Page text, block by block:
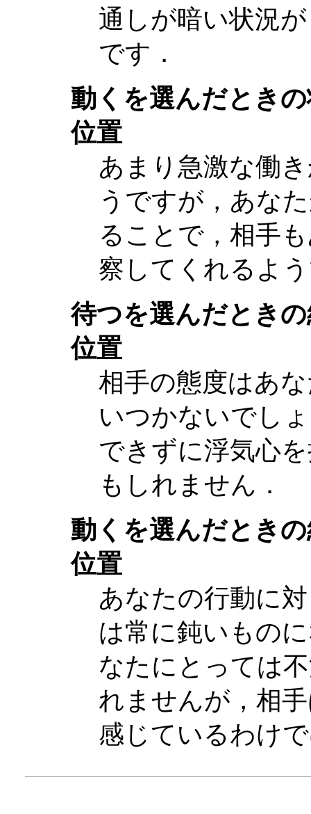
通しが暗い状況
です．
動くを選んだとき
位置
あまり急激な働
うですが，あな
ることで，相手
察してくれるよ
待つを選んだとき
位置
相手の態度はあ
いつかないでし
できずに浮気心
もしれません．
動くを選んだとき
位置
あなたの行動に
は常に鈍いもの
なたにとっては
れませんが，相
感じているわけ